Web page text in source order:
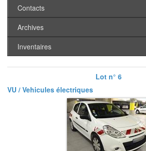
Contacts
Archives
Inventaires
Lot n° 6
VU / Vehicules électriques